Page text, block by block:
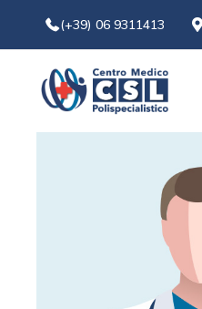
(+39) 06 9311413